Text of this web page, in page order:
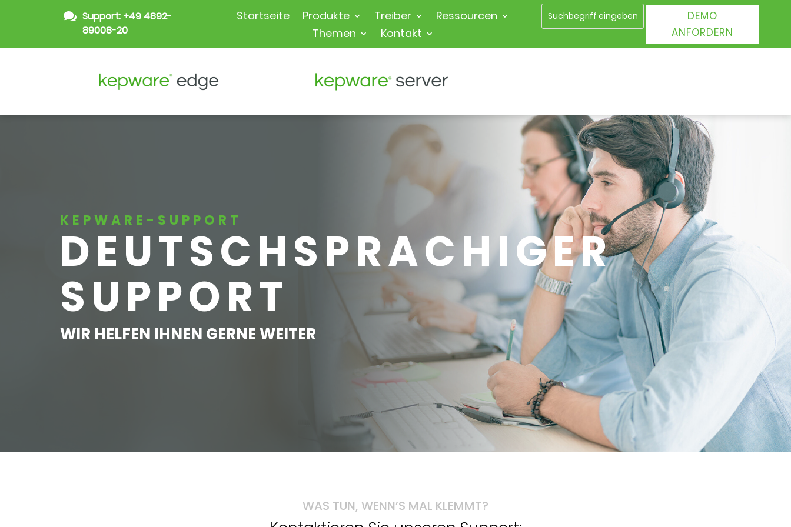
 Support: +49 4892-
89008-20
Startseite Produkte Treiber
Ressourcen
Themen
Kontakt
DEMO
ANFORDERN
KEPWARE-SUPPORT
DEUTSCHSPRACHIGER
SUPPORT
WIR HELFEN IHNEN GERNE WEITER
WAS TUN, WENN’S MAL KLEMMT?